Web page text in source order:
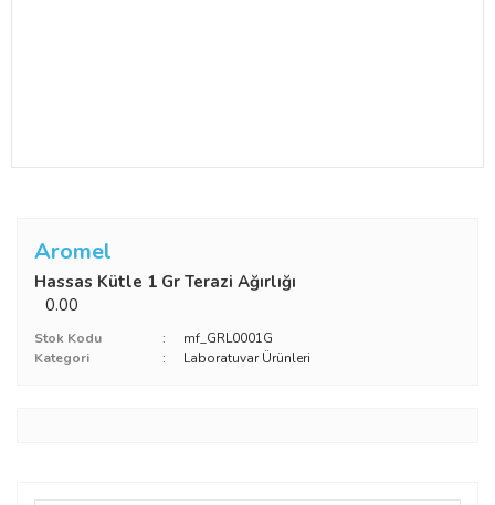
Aromel
Hassas Kütle 1 Gr Terazi Ağırlığı
0.00
Stok Kodu
mf_GRL0001G
Kategori
Laboratuvar Ürünleri